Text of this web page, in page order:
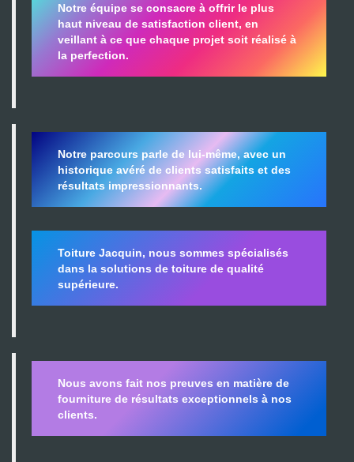
Notre équipe se consacre à offrir le plus
haut niveau de satisfaction client, en
veillant à ce que chaque projet soit réalisé à
la perfection.
Notre parcours parle de lui-même, avec un
historique avéré de clients satisfaits et des
résultats impressionnants.
Toiture Jacquin, nous sommes spécialisés
dans la solutions de toiture de qualité
supérieure.
Nous avons fait nos preuves en matière de
fourniture de résultats exceptionnels à nos
clients.